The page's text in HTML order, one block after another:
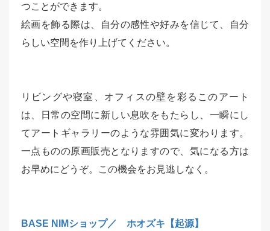
つことができます。
絵画を飾る際は、自分の感性や好みを信じて、自分
らしい空間を作り上げてください。
リビングや寝室、オフィスの壁を彩るこのアート
は、日常の空間に新しい息吹をもたらし、一瞬にし
てアートギャラリーのような雰囲気に変わります。
一点ものの原画販売となりますので、気になる方は
お早めにどうぞ。この機会をお見逃しなく。
BASE NIMショップ／ ホオズキ【起源】